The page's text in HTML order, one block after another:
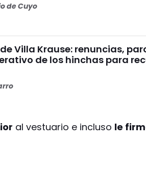
de Cuyo
Villa Krause: renuncias,
de los hinchas para
al vestuario e incluso le